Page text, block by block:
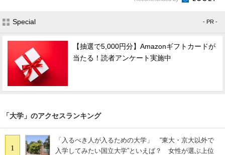
Special - PR -
【抽選で5,000円分】Amazonギフトカードが
当たる！読者アンケート実施中
「大学」のアクセスランキング
1
「入るべき人が入るための大学」 “東大・京大以外で
入学してみたい国立大学”といえば？ 女性が選ぶ上位